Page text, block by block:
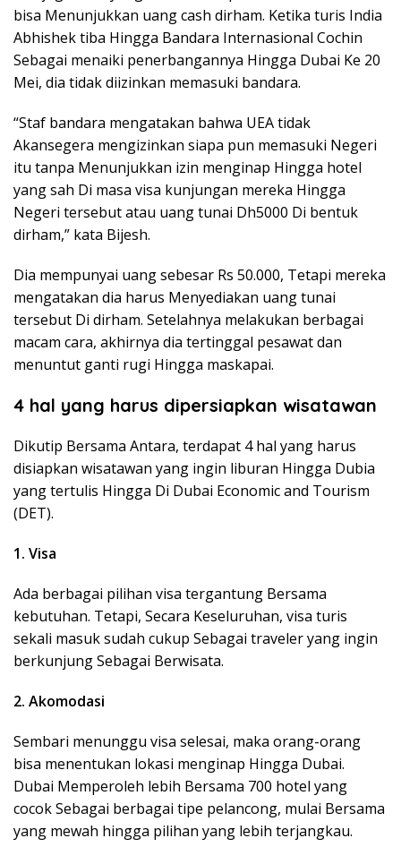
bisa Menunjukkan uang cash dirham. Ketika turis India
Abhishek tiba Hingga Bandara Internasional Cochin
Sebagai menaiki penerbangannya Hingga Dubai Ke 20
Mei, dia tidak diizinkan memasuki bandara.
“Staf bandara mengatakan bahwa UEA tidak
Akansegera mengizinkan siapa pun memasuki Negeri
itu tanpa Menunjukkan izin menginap Hingga hotel
yang sah Di masa visa kunjungan mereka Hingga
Negeri tersebut atau uang tunai Dh5000 Di bentuk
dirham,” kata Bijesh.
Dia mempunyai uang sebesar Rs 50.000, Tetapi mereka
mengatakan dia harus Menyediakan uang tunai
tersebut Di dirham. Setelahnya melakukan berbagai
macam cara, akhirnya dia tertinggal pesawat dan
menuntut ganti rugi Hingga maskapai.
4 hal yang harus dipersiapkan wisatawan
Dikutip Bersama Antara, terdapat 4 hal yang harus
disiapkan wisatawan yang ingin liburan Hingga Dubia
yang tertulis Hingga Di Dubai Economic and Tourism
(DET).
1. Visa
Ada berbagai pilihan visa tergantung Bersama
kebutuhan. Tetapi, Secara Keseluruhan, visa turis
sekali masuk sudah cukup Sebagai traveler yang ingin
berkunjung Sebagai Berwisata.
2. Akomodasi
Sembari menunggu visa selesai, maka orang-orang
bisa menentukan lokasi menginap Hingga Dubai.
Dubai Memperoleh lebih Bersama 700 hotel yang
cocok Sebagai berbagai tipe pelancong, mulai Bersama
yang mewah hingga pilihan yang lebih terjangkau.